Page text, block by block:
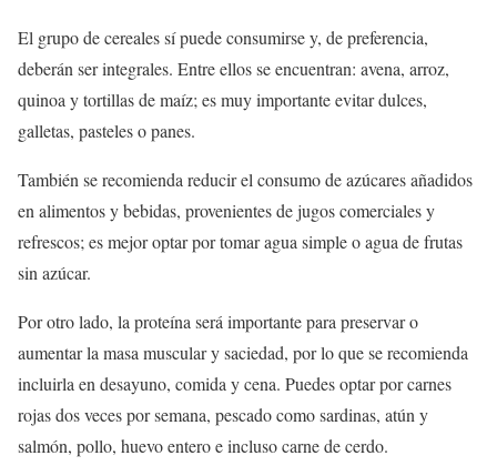
El grupo de cereales sí puede consumirse y, de preferencia,
deberán ser integrales. Entre ellos se encuentran: avena, arroz,
quinoa y tortillas de maíz; es muy importante evitar dulces,
galletas, pasteles o panes.
También se recomienda reducir el consumo de azúcares añadidos
en alimentos y bebidas, provenientes de jugos comerciales y
refrescos; es mejor optar por tomar agua simple o agua de frutas
sin azúcar.
Por otro lado, la proteína será importante para preservar o
aumentar la masa muscular y saciedad, por lo que se recomienda
incluirla en desayuno, comida y cena. Puedes optar por carnes
rojas dos veces por semana, pescado como sardinas, atún y
salmón, pollo, huevo entero e incluso carne de cerdo.